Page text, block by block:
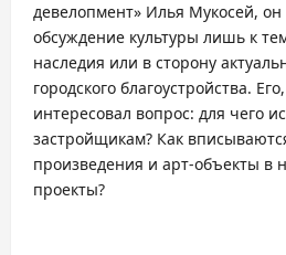
девелопмент» Илья Мукосей, он
обсуждение культуры лишь к
наследия или в сторону
городского благоустройства.
интересовал вопрос: для чего
застройщикам? Как
произведения и арт-объекты в
проекты?